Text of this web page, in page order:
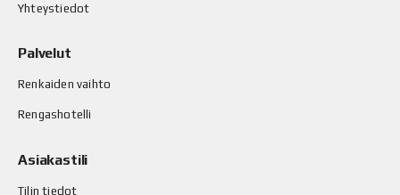
Yhteystiedot
Palvelut
Renkaiden vaihto
Rengashotelli
Asiakastili
Tilin tiedot